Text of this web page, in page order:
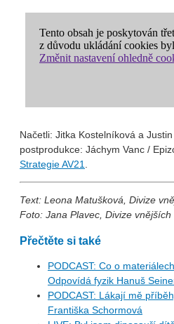
Načetli: Jitka Kostelníková a
postprodukce: Jáchym Vanc /
Strategie AV21.
Text: Leona Matušková, Divize
Foto: Jana Plavec, Divize vnějších
Přečtěte si také
PODCAST: Co o
Odpovídá fyzik Hanuš
PODCAST: Lákají mě
Františka Schormová